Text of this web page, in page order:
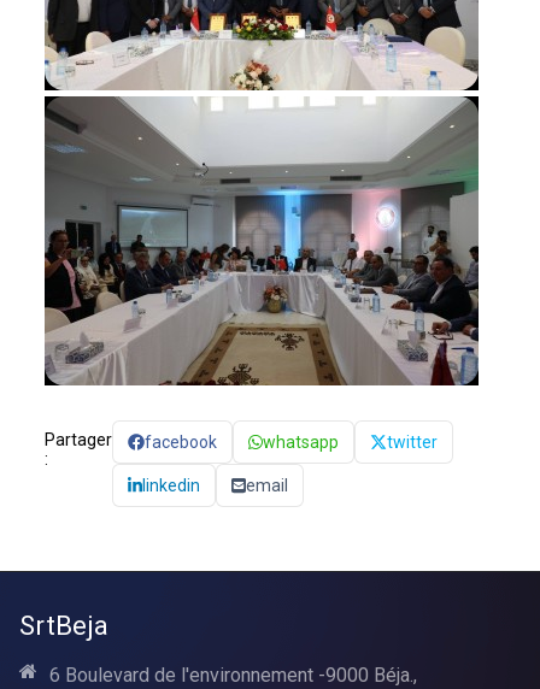
Partager
:
facebook whatsapp twitter
linkedin email
SrtBeja
6 Boulevard de l'environnement -9000 Béja.,